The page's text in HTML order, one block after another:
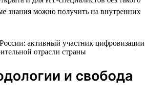
знания можно получить на внутренних
и свобода